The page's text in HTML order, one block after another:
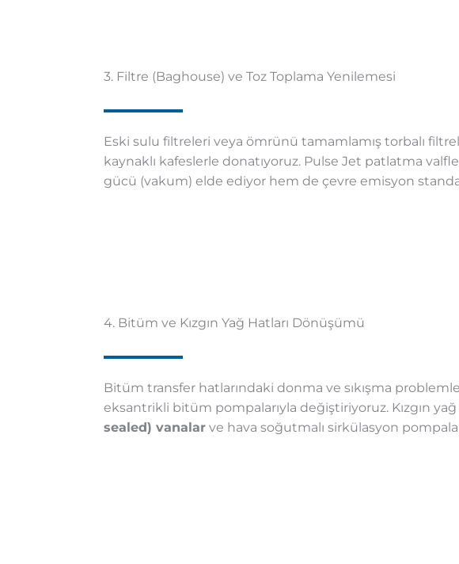
3. Filtre (Baghouse) ve Toz Toplama Yenilemesi
Eski sulu filtreleri veya ömrünü tamamlamış torbalı
kaynaklı kafeslerle donatıyoruz. Pulse Jet patlatma
gücü (vakum) elde ediyor hem de çevre emisyon
4. Bitüm ve Kızgın Yağ Hatları Dönüşümü
Bitüm transfer hatlarındaki donma ve sıkışma
eksantrikli bitüm pompalarıyla değiştiriyoruz. Kızgın yağ
sealed) vanalarve hava soğutmalı sirkülasyon